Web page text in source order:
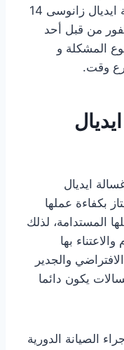
قم بالتواصل مع شركة صيانة غسالة ايديال زانوسى 14
من قبل أحد
المشكلة و
وقت.
ايديال
تمتاز بكفاءة عملها
المستدامة، لذلك
بها
والجدير
يكون دائما
الصيانة الدورية